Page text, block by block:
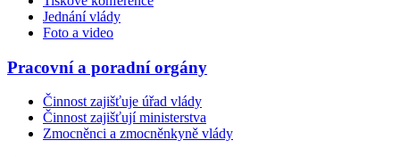
Jednání vlády
Foto a video
Pracovní a poradní orgány
Činnost zajišťuje úřad vlády
Činnost zajišťují ministerstva
Zmocněnci a zmocněnkyně vlády